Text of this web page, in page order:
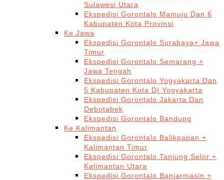
Sulawesi Utara
Ekspedisi Gorontalo Mamuju Dan 6
Kabupaten Kota Provinsi
Ke Jawa
Ekspedisi Gorontalo Surabaya+ Jawa
Timur
Ekspedisi Gorontalo Semarang +
Jawa Tengah
Ekspedisi Gorontalo Yogyakarta Dan
5 Kabupaten Kota DI Yogyakarta
Ekspedisi Gorontalo Jakarta Dan
Debotabek
Ekspedisi Gorontalo Bandung
Ke Kalimantan
Ekspedisi Gorontalo Balikpapan +
Kalimantan Timur
Ekspedisi Gorontalo Tanjung Selor +
Kalimantan Utara
Ekspedisi Gorontalo Banjarmasin +